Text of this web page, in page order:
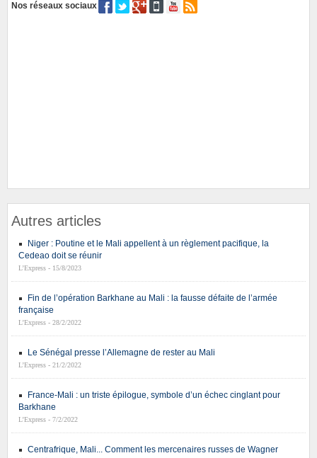
Nos réseaux sociaux
Autres articles
Niger : Poutine et le Mali appellent à un règlement pacifique, la
Cedeao doit se réunir
L’Express - 15/8/2023
Fin de l’opération Barkhane au Mali : la fausse défaite de l’armée
française
L’Express - 28/2/2022
Le Sénégal presse l’Allemagne de rester au Mali
L’Express - 21/2/2022
France-Mali : un triste épilogue, symbole d’un échec cinglant pour
Barkhane
L’Express - 7/2/2022
Centrafrique, Mali... Comment les mercenaires russes de Wagner